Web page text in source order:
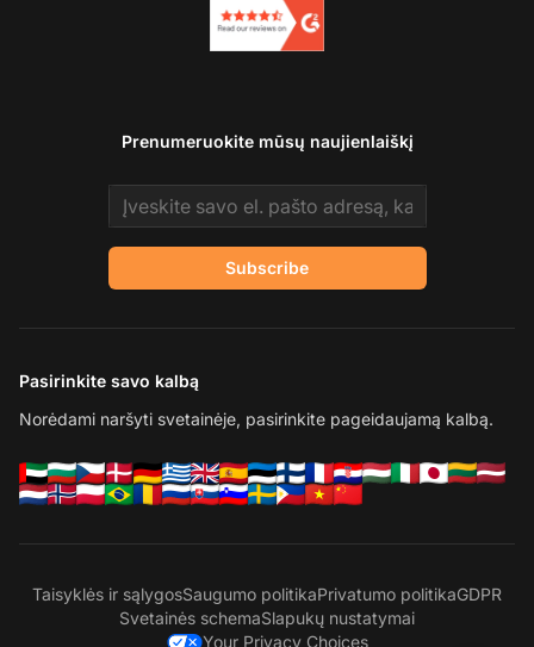
Prenumeruokite mūsų naujienlaiškį
Email address
Subscribe
Pasirinkite savo kalbą
Norėdami naršyti svetainėje, pasirinkite pageidaujamą kalbą.
Taisyklės ir sąlygosSaugumo politikaPrivatumo politikaGDPR
Svetainės schemaSlapukų nustatymai
Your Privacy Choices